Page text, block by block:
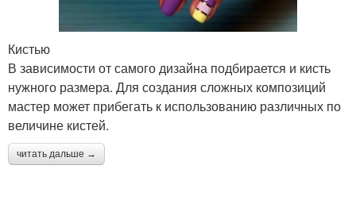
Кистью
В зависимости от самого дизайна подбирается и кисть
нужного размера. Для создания сложных композиций
мастер может прибегать к использованию различных по
величине кистей.
читать дальше →